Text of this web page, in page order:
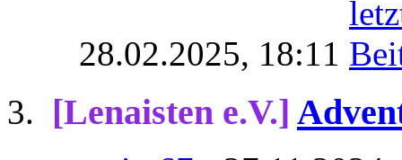
28.02.2025, 18:11
[Lenaisten e.V.]